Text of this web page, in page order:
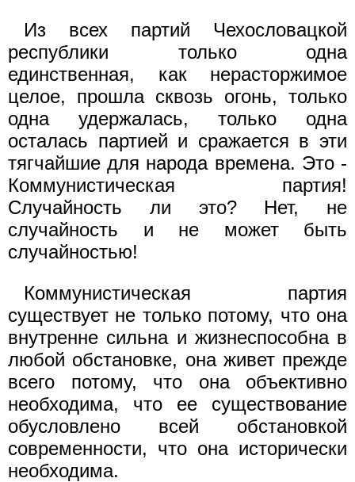
Из всех партий Чехословацкой
республики только одна
единственная, как нерасторжимое
целое, прошла сквозь огонь, только
одна удержалась, только одна
осталась партией и сражается в эти
тягчайшие для народа времена. Это -
Коммунистическая партия!
Случайность ли это? Нет, не
случайность и не может быть
случайностью!
Коммунистическая партия
существует не только потому, что она
внутренне сильна и жизнеспособна в
любой обстановке, она живет прежде
всего потому, что она объективно
необходима, что ее существование
обусловлено всей обстановкой
современности, что она исторически
необходима.